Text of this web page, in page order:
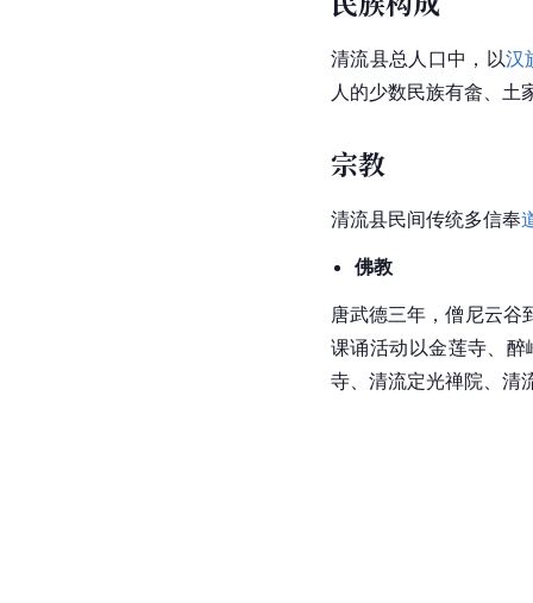
清流县总人口中，以汉
人的少数民族有畲、土
宗教
清流县民间传统多信奉
佛教
唐武德三年，僧尼云谷
课诵活动以金莲寺、
寺、清流定光禅院、清